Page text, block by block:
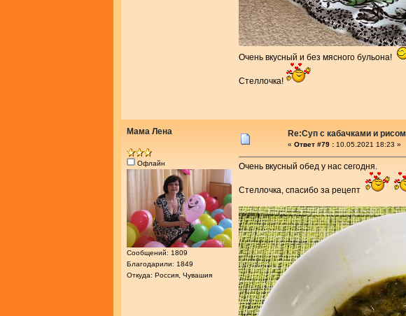
Очень вкусный и без мясного бульона!
Стеллочка!
Мама Лена
Офлайн
Сообщений: 1809
Благодарили: 1849
Откуда: Россия, Чувашия
Re:Суп с кабачками и рисом
« Ответ #79 : 10.05.2021 18:23 »
Очень вкусный обед у нас сегодня.
Стеллочка, спасибо за рецепт